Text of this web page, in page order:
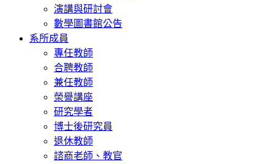
演講與研討會
數學圖書館公告
系所成員
專任教師
合聘教師
兼任教師
榮譽講座
研究學者
博士後研究員
退休教師
諮商老師、教官